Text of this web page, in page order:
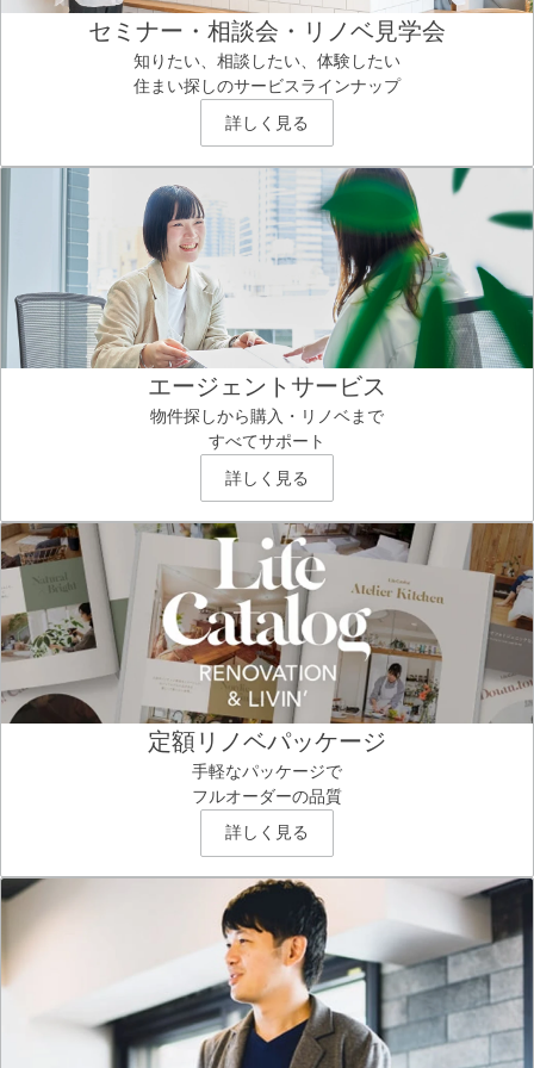
セミナー・相談会・リノベ見学会
知りたい、相談したい、体験したい
住まい探しのサービスラインナップ
詳しく見る
エージェントサービス
物件探しから購入・リノベまで
すべてサポート
詳しく見る
定額リノベパッケージ
手軽なパッケージで
フルオーダーの品質
詳しく見る